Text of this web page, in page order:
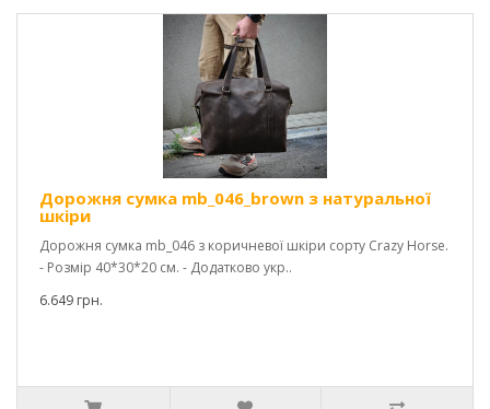
Дорожня сумка mb_046_brown з натуральної
шкіри
Дорожня сумка mb_046 з коричневої шкіри сорту Crazy Horse.
- Розмір 40*30*20 см. - Додатково укр..
6.649 грн.